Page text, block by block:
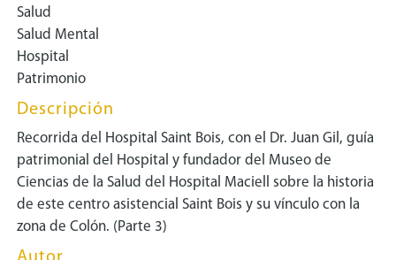
Salud
Salud Mental
Hospital
Patrimonio
Descripción
Recorrida del Hospital Saint Bois, con el Dr. Juan Gil, guía
patrimonial del Hospital y fundador del Museo de
Ciencias de la Salud del Hospital Maciell sobre la historia
de este centro asistencial Saint Bois y su vínculo con la
zona de Colón. (Parte 3)